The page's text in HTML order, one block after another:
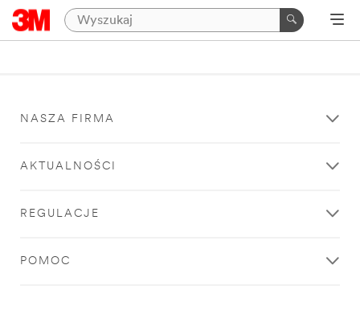
NASZA FIRMA
AKTUALNOŚCI
REGULACJE
POMOC